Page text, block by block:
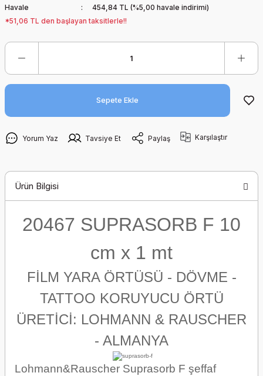
Havale
454,84 TL (%5,00 havale indirimi)
*51,06 TL den başlayan taksitlerle!!
Sepete Ekle
Yorum Yaz Tavsiye Et Paylaş Karşılaştır
Ürün Bilgisi
20467 SUPRASORB F 10
cm x 1 mt
FİLM YARA ÖRTÜSÜ - DÖVME -
TATTOO KORUYUCU ÖRTÜ
ÜRETİCİ: LOHMANN & RAUSCHER
- ALMANYA
Lohmann&Rauscher Suprasorb F şeffaf